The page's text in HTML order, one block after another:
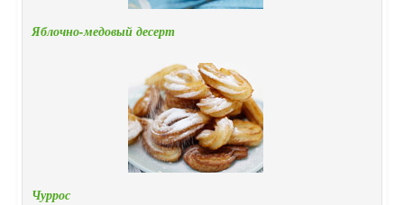
Яблочно-медовый десерт
Чуррос